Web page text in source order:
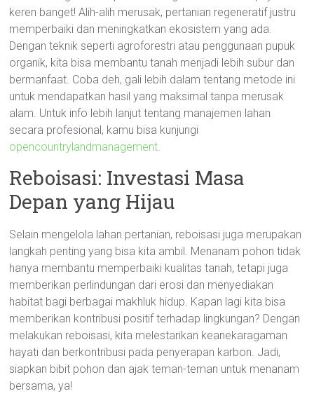
keren banget! Alih-alih merusak, pertanian regeneratif justru
memperbaiki dan meningkatkan ekosistem yang ada.
Dengan teknik seperti agroforestri atau penggunaan pupuk
organik, kita bisa membantu tanah menjadi lebih subur dan
bermanfaat. Coba deh, gali lebih dalam tentang metode ini
untuk mendapatkan hasil yang maksimal tanpa merusak
alam. Untuk info lebih lanjut tentang manajemen lahan
secara profesional, kamu bisa kunjungi
opencountrylandmanagement.
Reboisasi: Investasi Masa
Depan yang Hijau
Selain mengelola lahan pertanian, reboisasi juga merupakan
langkah penting yang bisa kita ambil. Menanam pohon tidak
hanya membantu memperbaiki kualitas tanah, tetapi juga
memberikan perlindungan dari erosi dan menyediakan
habitat bagi berbagai makhluk hidup. Kapan lagi kita bisa
memberikan kontribusi positif terhadap lingkungan? Dengan
melakukan reboisasi, kita melestarikan keanekaragaman
hayati dan berkontribusi pada penyerapan karbon. Jadi,
siapkan bibit pohon dan ajak teman-teman untuk menanam
bersama, ya!